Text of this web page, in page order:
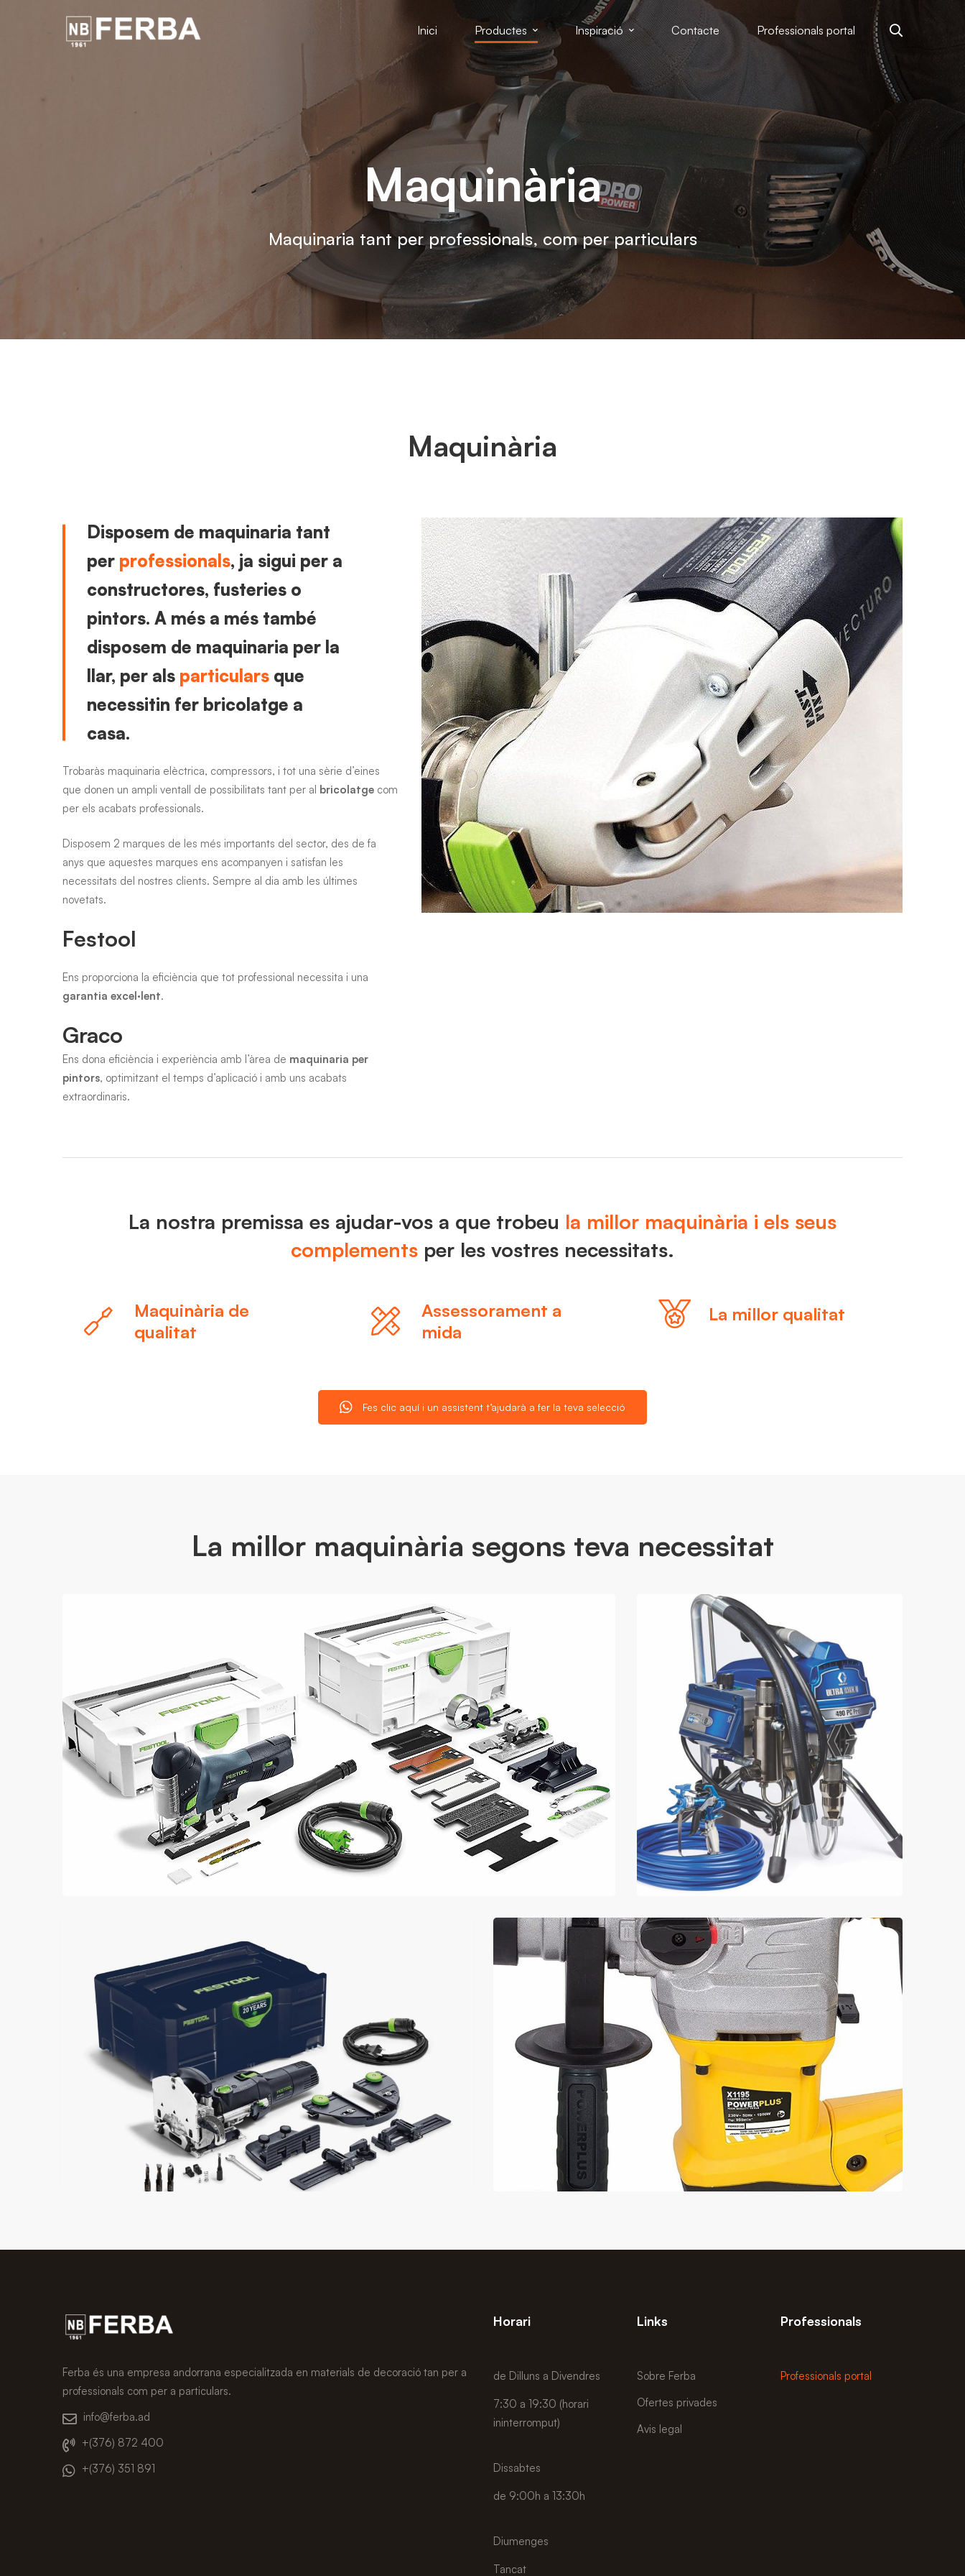
Inici Productes Inspiració Contacte Professionals portal
Maquinària
Maquinària
Maquinaria tant per professionals, com per particulars
Maquinària
Disposem de maquinaria tant
per professionals, ja sigui per a
constructores, fusteries o
pintors. A més a més també
disposem de maquinaria per la
llar, per als particulars que
necessitin fer bricolatge a
casa.
Trobaràs maquinaria elèctrica, compressors, i tot una sèrie d’eines
que donen un ampli ventall de possibilitats tant per al bricolatge com
per els acabats professionals.
Disposem 2 marques de les més importants del sector, des de fa
anys que aquestes marques ens acompanyen i satisfan les
necessitats del nostres clients. Sempre al dia amb les últimes
novetats.
Festool
Ens proporciona la eficiència que tot professional necessita i una
garantia excel·lent.
Graco
Ens dona eficiència i experiència amb l’àrea de maquinaria per
pintors, optimitzant el temps d’aplicació i amb uns acabats
extraordinaris.
La nostra premissa es ajudar-vos a que trobeu la millor maquinària i els seus
complements per les vostres necessitats.
Maquinària de
qualitat
Assessorament a
mida
La millor qualitat
Fes clic aquí i un assistent t’ajudarà a fer la teva selecció
La millor maquinària segons teva necessitat
Ferba és una empresa andorrana especialitzada en materials de decoració tan per a
professionals com per a particulars.
info@ferba.ad
+(376) 872 400
+(376) 351 891
Horari
de Dilluns a Divendres
7:30 a 19:30 (horari
ininterromput)
Dissabtes
de 9:00h a 13:30h
Diumenges
Tancat
Links
Sobre Ferba
Ofertes privades
Avis legal
Professionals
Professionals portal